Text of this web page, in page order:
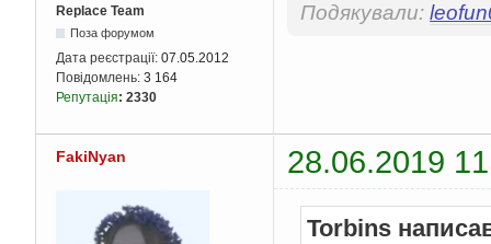
Replace Team
Поза форумом
Дата реєстрації: 07.05.2012
Повідомлень: 3 164
Репутація: 2330
Подякували:
FakiNyan 28.06.2019
Torbins